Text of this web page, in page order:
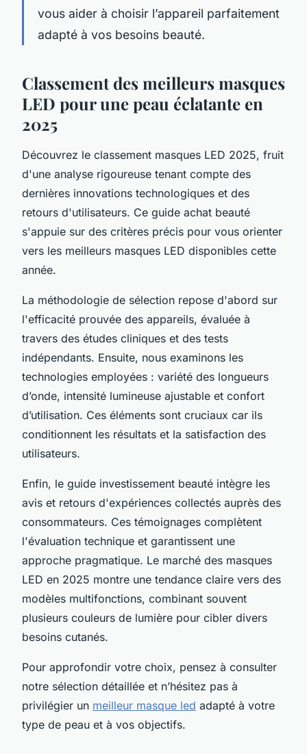
vous aider à choisir l’appareil parfaitement
adapté à vos besoins beauté.
Classement des meilleurs masques
LED pour une peau éclatante en
2025
Découvrez le classement masques LED 2025, fruit
d'une analyse rigoureuse tenant compte des
dernières innovations technologiques et des
retours d'utilisateurs. Ce guide achat beauté
s'appuie sur des critères précis pour vous orienter
vers les meilleurs masques LED disponibles cette
année.
La méthodologie de sélection repose d'abord sur
l'efficacité prouvée des appareils, évaluée à
travers des études cliniques et des tests
indépendants. Ensuite, nous examinons les
technologies employées : variété des longueurs
d’onde, intensité lumineuse ajustable et confort
d’utilisation. Ces éléments sont cruciaux car ils
conditionnent les résultats et la satisfaction des
utilisateurs.
Enfin, le guide investissement beauté intègre les
avis et retours d'expériences collectés auprès des
consommateurs. Ces témoignages complètent
l'évaluation technique et garantissent une
approche pragmatique. Le marché des masques
LED en 2025 montre une tendance claire vers des
modèles multifonctions, combinant souvent
plusieurs couleurs de lumière pour cibler divers
besoins cutanés.
Pour approfondir votre choix, pensez à consulter
notre sélection détaillée et n’hésitez pas à
privilégier un meilleur masque led adapté à votre
type de peau et à vos objectifs.